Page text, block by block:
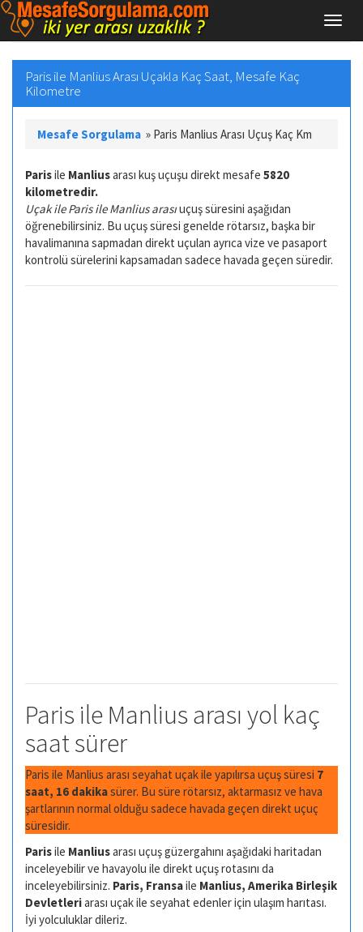
Paris ile Manlius Arası Uçakla Kaç Saat, Mesafe Kaç
Kilometre
Mesafe Sorgulama » Paris Manlius Arası Uçuş Kaç Km
Parisile Manliusarası kuş uçuşu direkt mesafe 5820
kilometredir.
Uçak ile Paris ile Manlius arasıuçuş süresini aşağıdan
öğrenebilirsiniz. Bu uçuş süresi genelde rötarsız, başka bir
havalimanına sapmadan direkt uçulan ayrıca vize ve pasaport
kontrolü sürelerini kapsamadan sadece havada geçen süredir.
Paris ile Manlius arası yol kaç
saat sürer
Paris ile Manlius arası seyahat uçak ile yapılırsa uçuş süresi 7
saat, 16 dakikasürer. Bu süre rötarsız, aktarmasız ve hava
şartlarının normal olduğu sadece havada geçen direkt uçuç
süresidir.
Parisile Manliusarası uçuş güzergahını aşağıdaki haritadan
inceleyebilir ve havayolu ile direkt uçuş rotasını da
inceleyebilirsiniz. Paris, Fransaile Manlius, Amerika Birleşik
Devletleriarası uçak ile seyahat edenler için ulaşım harıtası.
İyi yolculuklar dileriz.